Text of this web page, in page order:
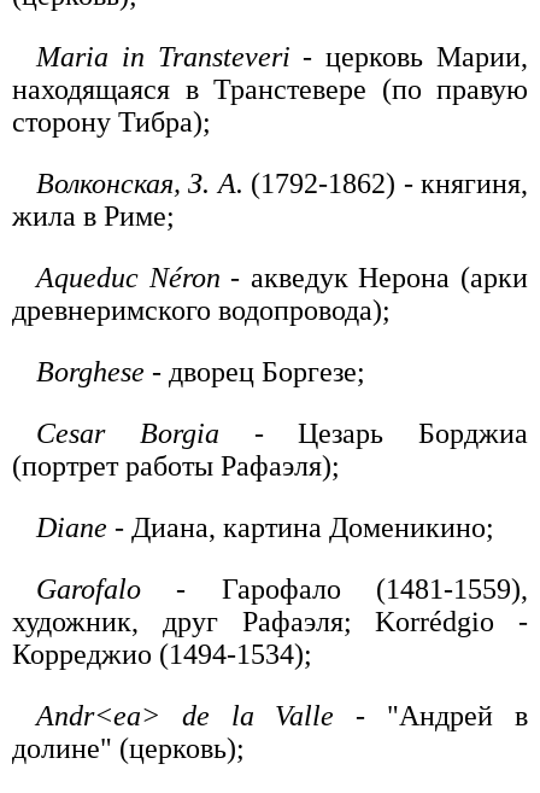
Maria in Transteveri- церковь Марии,
находящаяся в Транстевере (по правую
сторону Тибра);
Волконская, З. А. (1792-1862) - княгиня,
жила в Риме;
Aqueduc Néron - акведук Нерона (арки
древнеримского водопровода);
Borghese - дворец Боргезе;
Cesar Borgia - Цезарь Борджиа
(портрет работы Рафаэля);
Diane - Диана, картина Доменикино;
Garofalo - Гарофало (1481-1559),
художник, друг Рафаэля; Korrédgio -
Корреджио (1494-1534);
Andr<ea> de la Valle - "Андрей в
долине" (церковь);